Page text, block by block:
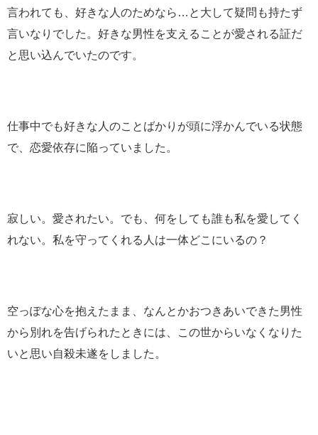
言われても、好きな人のためなら…と大して疑問も持たず
言いなりでした。好きな男性を支えることが愛される証だ
と思い込んでいたのです。
仕事中でも好きな人のことばかりが頭に浮かんでいる状態
で、恋愛依存に陥っていました。
寂しい。愛されたい。でも、何をしても誰も私を愛してく
れない。私を守ってくれる人は一体どこにいるの？
空っぽな心を抱えたまま、なんとかおつきあいできた男性
から別れを告げられたときには、この世からいなくなりた
いと思い自殺未遂をしました。